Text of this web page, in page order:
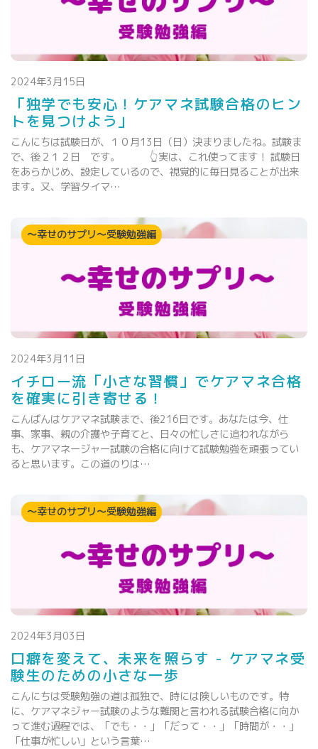
2024年3月15日
「独学でも安心！ケアマネ試験合格のヒン
トを見つけよう」
こんにちは試験日が、１０月13日（日）決まりましたね。試験ま
で、後２１２日 です。 👆実は、これ使ってます！ 試験日
をあらかじめ、設定しているので、視覚的に毎日見ることが出来
ます。又、学習タイマ…
～幸せのサプリ～受験勉強編
2024年3月11日
イチロー流「小さな習慣」でケアマネ合格
を確実に引き寄せる！
こんばんはケアマネ試験まで、後216日です。あなたは今、仕
事、家事、親の介護や子育てと、日々の忙しさに追われながら
も、ケアマネージャー試験の合格に向けて試験勉強を頑張ってい
ると思います。この道のりは…
～幸せのサプリ～受験勉強編
2024年3月03日
口癖を変えて、未来を照らす - ケアマネ受
験生のための小さな一歩
こんにちは受験勉強の道は孤独で、時には険しいものです。特
に、ケアマネジャー試験のような難関と言われる試験合格に向か
って進む過程では、「でも・・」「だって・・」「時間が・・」
「仕事が忙しい」という言葉…